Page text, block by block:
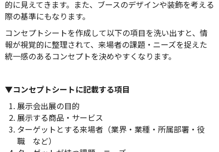
的に見えてきます。また、ブースのデザインや装飾を考える
際の基準にもなります。
コンセプトシートを作成して以下の項目を洗い出すと、情
報が視覚的に整理されて、来場者の課題・ニーズを捉えた
統一感のあるコンセプトを決めやすくなります。
▼コンセプトシートに記載する項目
展示会出展の目的
展示する商品・サービス
ターゲットとする来場者（業界・業種・所属部署・役
職 など）